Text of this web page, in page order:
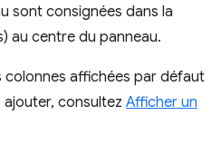
sont consignées dans la
au centre du panneau.
colonnes affichées par défaut
consultez Afficher un